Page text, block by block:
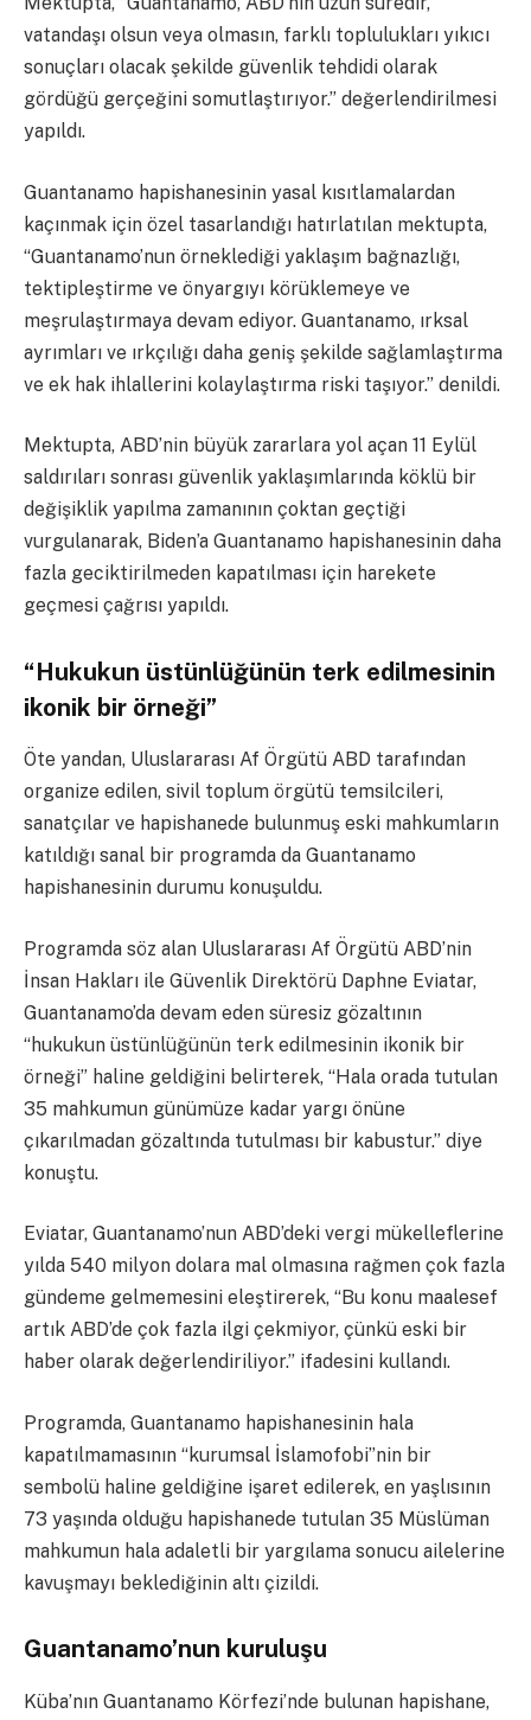
vatandaşı olsun veya olmasın, farklı toplulukları yıkıcı
sonuçları olacak şekilde güvenlik tehdidi olarak
gördüğü gerçeğini somutlaştırıyor.” değerlendirilmesi
yapıldı.
Guantanamo hapishanesinin yasal kısıtlamalardan
kaçınmak için özel tasarlandığı hatırlatılan mektupta,
“Guantanamo’nun örneklediği yaklaşım bağnazlığı,
tektipleştirme ve önyargıyı körüklemeye ve
meşrulaştırmaya devam ediyor. Guantanamo, ırksal
ayrımları ve ırkçılığı daha geniş şekilde sağlamlaştırma
ve ek hak ihlallerini kolaylaştırma riski taşıyor.” denildi.
Mektupta, ABD’nin büyük zararlara yol açan 11 Eylül
saldırıları sonrası güvenlik yaklaşımlarında köklü bir
değişiklik yapılma zamanının çoktan geçtiği
vurgulanarak, Biden’a Guantanamo hapishanesinin daha
fazla geciktirilmeden kapatılması için harekete
geçmesi çağrısı yapıldı.
“Hukukun üstünlüğünün terk edilmesinin
ikonik bir örneği”
Öte yandan, Uluslararası Af Örgütü ABD tarafından
organize edilen, sivil toplum örgütü temsilcileri,
sanatçılar ve hapishanede bulunmuş eski mahkumların
katıldığı sanal bir programda da Guantanamo
hapishanesinin durumu konuşuldu.
Programda söz alan Uluslararası Af Örgütü ABD’nin
İnsan Hakları ile Güvenlik Direktörü Daphne Eviatar,
Guantanamo’da devam eden süresiz gözaltının
“hukukun üstünlüğünün terk edilmesinin ikonik bir
örneği” haline geldiğini belirterek, “Hala orada tutulan
35 mahkumun günümüze kadar yargı önüne
çıkarılmadan gözaltında tutulması bir kabustur.” diye
konuştu.
Eviatar, Guantanamo’nun ABD’deki vergi mükelleflerine
yılda 540 milyon dolara mal olmasına rağmen çok fazla
gündeme gelmemesini eleştirerek, “Bu konu maalesef
artık ABD’de çok fazla ilgi çekmiyor, çünkü eski bir
haber olarak değerlendiriliyor.” ifadesini kullandı.
Programda, Guantanamo hapishanesinin hala
kapatılmamasının “kurumsal İslamofobi”nin bir
sembolü haline geldiğine işaret edilerek, en yaşlısının
73 yaşında olduğu hapishanede tutulan 35 Müslüman
mahkumun hala adaletli bir yargılama sonucu ailelerine
kavuşmayı beklediğinin altı çizildi.
Guantanamo’nun kuruluşu
Küba’nın Guantanamo Körfezi’nde bulunan hapishane,